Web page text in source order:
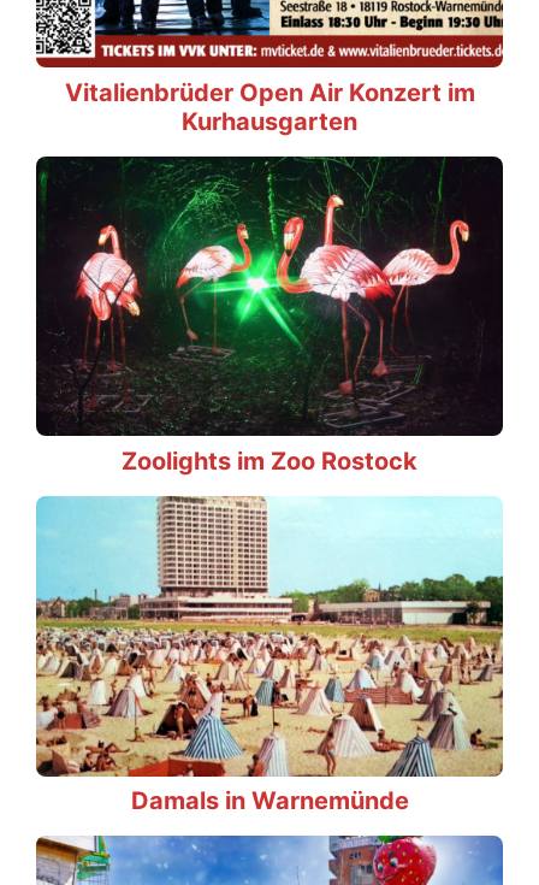
Vitalienbrüder Open Air Konzert im
Kurhausgarten
Zoolights im Zoo Rostock
Damals in Warnemünde